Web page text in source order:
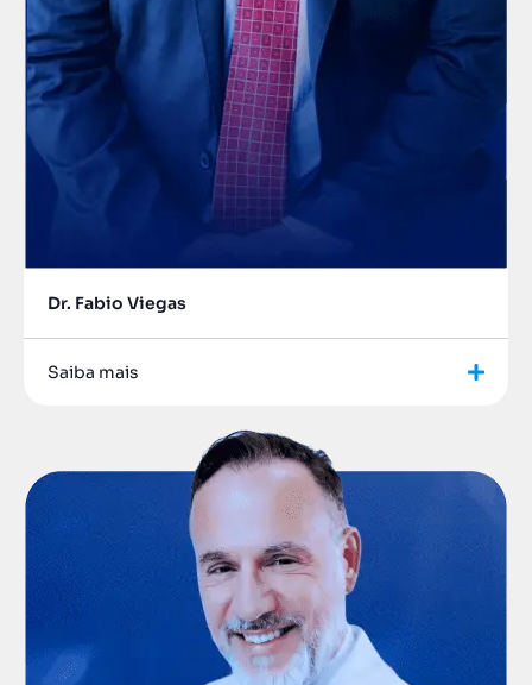
Dr. Fabio Viegas
Saiba mais